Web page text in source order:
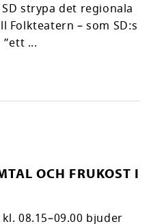
strypa det regionala
Folkteatern – som SD:s
...
OCH FRUKOST I
08.15–09.00 bjuder